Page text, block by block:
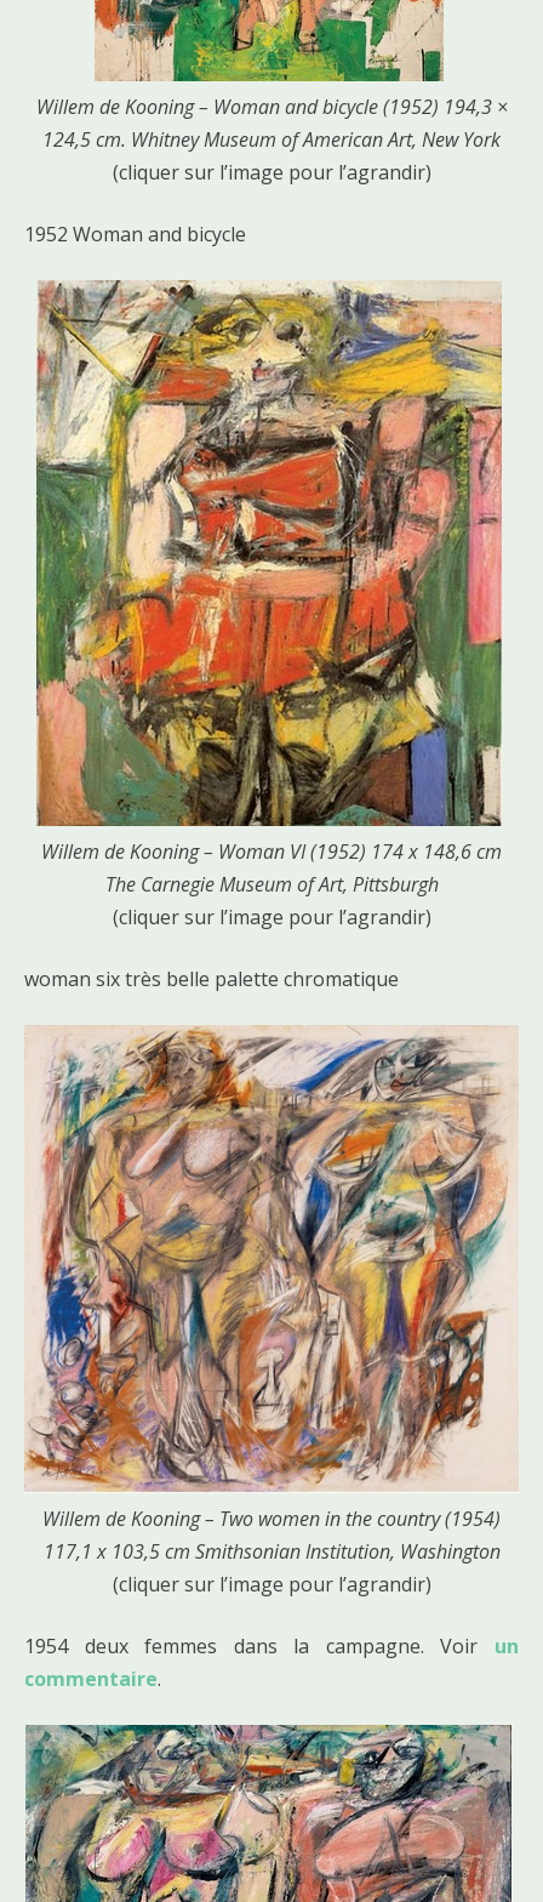
Willem de Kooning – Woman and bicycle (1952) 194,3 ×
124,5 cm. Whitney Museum of American Art, New York
(cliquer sur l’image pour l’agrandir)
1952 Woman and bicycle
Willem de Kooning – Woman VI (1952) 174 x 148,6 cm
The Carnegie Museum of Art, Pittsburgh
(cliquer sur l’image pour l’agrandir)
woman six très belle palette chromatique
Willem de Kooning – Two women in the country (1954)
117,1 x 103,5 cm Smithsonian Institution, Washington
(cliquer sur l’image pour l’agrandir)
1954 deux femmes dans la campagne. Voir un
commentaire.